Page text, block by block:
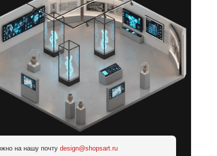
на нашу почту design@shopsart.ru